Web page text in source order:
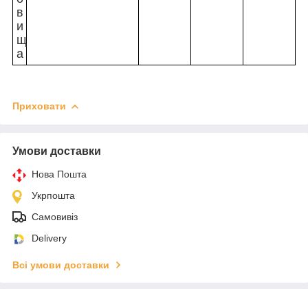
в
и
щ
а
Приховати
Умови доставки
Нова Пошта
Укрпошта
Самовивіз
Delivery
Всі умови доставки